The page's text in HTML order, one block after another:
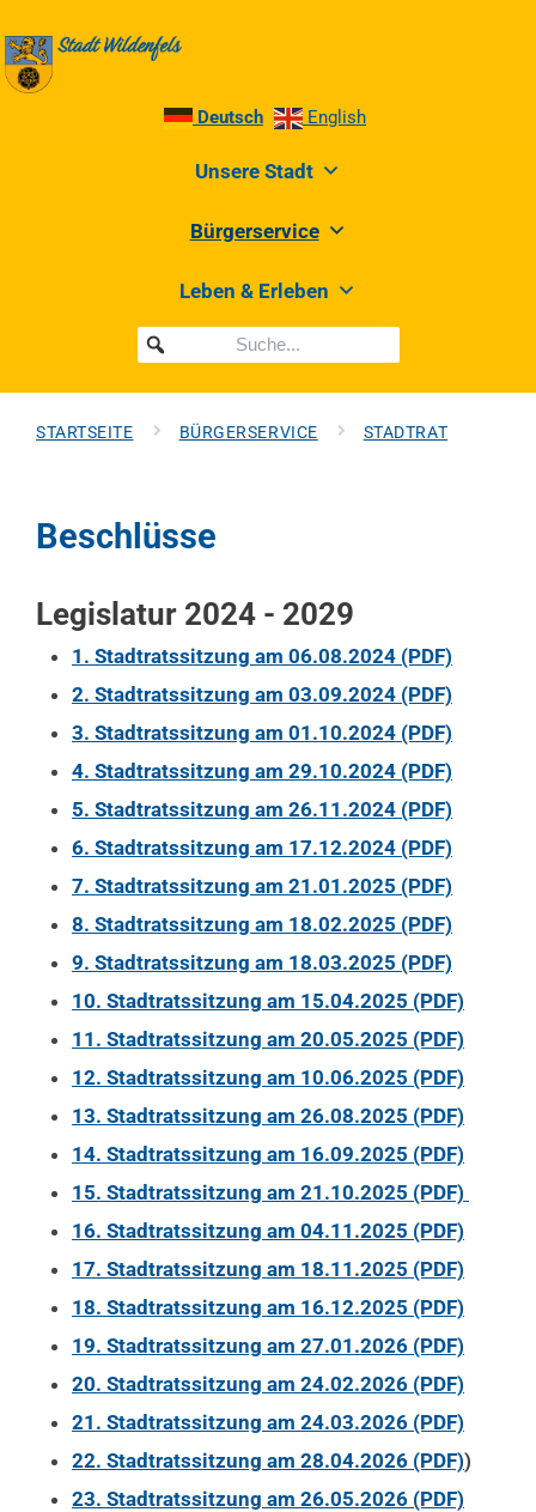
Deutsch English
Unsere Stadt
Bürgerservice
Leben & Erleben
STARTSEITE BÜRGERSERVICE STADTRAT
Beschlüsse
Legislatur 2024 - 2029
1. Stadtratssitzung am 06.08.2024 (PDF)
2. Stadtratssitzung am 03.09.2024 (PDF)
3. Stadtratssitzung am 01.10.2024 (PDF)
4. Stadtratssitzung am 29.10.2024 (PDF)
5. Stadtratssitzung am 26.11.2024 (PDF)
6. Stadtratssitzung am 17.12.2024 (PDF)
7. Stadtratssitzung am 21.01.2025 (PDF)
8. Stadtratssitzung am 18.02.2025 (PDF)
9. Stadtratssitzung am 18.03.2025 (PDF)
10. Stadtratssitzung am 15.04.2025 (PDF)
11. Stadtratssitzung am 20.05.2025 (PDF)
12. Stadtratssitzung am 10.06.2025 (PDF)
13. Stadtratssitzung am 26.08.2025 (PDF)
14. Stadtratssitzung am 16.09.2025 (PDF)
15. Stadtratssitzung am 21.10.2025 (PDF)
16. Stadtratssitzung am 04.11.2025 (PDF)
17. Stadtratssitzung am 18.11.2025 (PDF)
18. Stadtratssitzung am 16.12.2025 (PDF)
19. Stadtratssitzung am 27.01.2026 (PDF)
20. Stadtratssitzung am 24.02.2026 (PDF)
21. Stadtratssitzung am 24.03.2026 (PDF)
22. Stadtratssitzung am 28.04.2026 (PDF))
23. Stadtratssitzung am 26.05.2026 (PDF)